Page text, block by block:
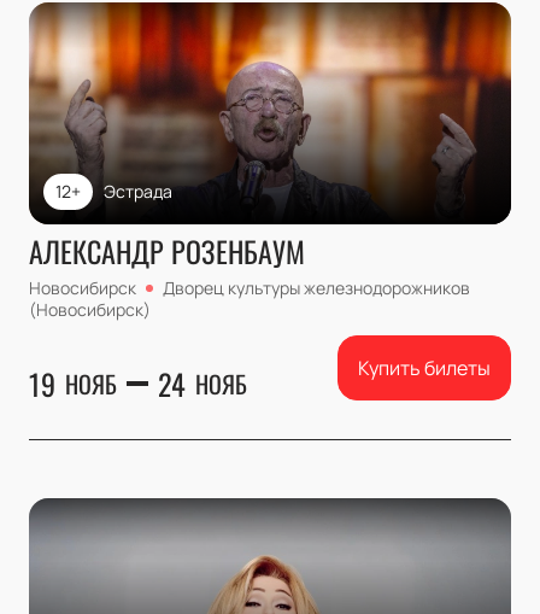
Эстрада
12+
АЛЕКСАНДР РОЗЕНБАУМ
Новосибирск
Дворец культуры железнодорожников
(Новосибирск)
19 НОЯБ 24 НОЯБ Купить билеты